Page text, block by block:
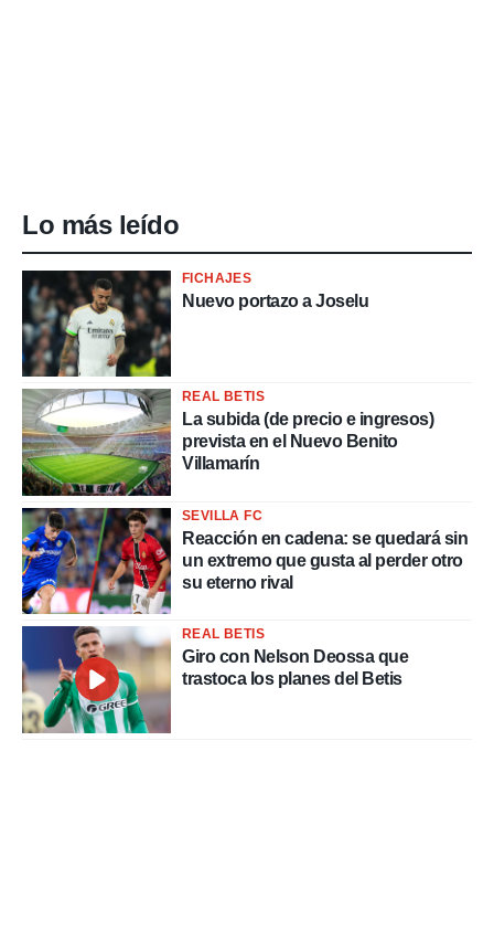
Lo más leído
FICHAJES
Nuevo portazo a Joselu
REAL BETIS
La subida (de precio e ingresos)
prevista en el Nuevo Benito
Villamarín
SEVILLA FC
Reacción en cadena: se quedará sin
un extremo que gusta al perder otro
su eterno rival
REAL BETIS
Giro con Nelson Deossa que
trastoca los planes del Betis